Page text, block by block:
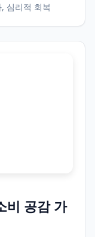
심리적 회복
비 공감 가